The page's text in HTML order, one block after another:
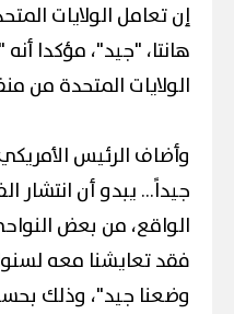
إن تعامل الولايات
هانتا، "جيد"، مؤكدا
الولايات المتحدة من
وأضاف الرئيس
جيداً... يبدو أن
الواقع، من بعض
فقد تعايشنا معه
وضعنا جيد"، وذلك